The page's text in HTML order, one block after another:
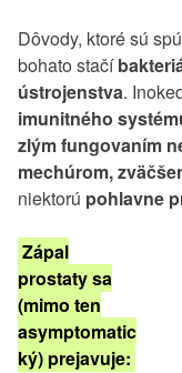
Dôvody, ktoré sú
bohato stačí
ústrojenstva.
imunitného
zlým fungovaním
mechúrom,
niektorú pohlavne
Zápal
prostaty sa
(mimo ten
asymptomatic
ký) prejavuje: